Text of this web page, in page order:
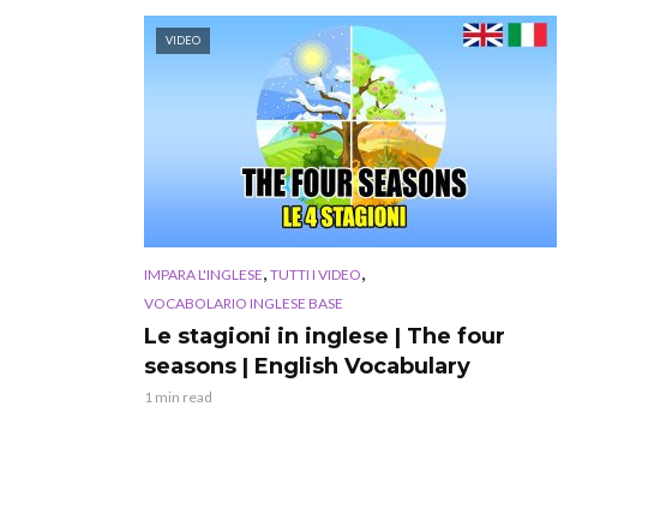
VIDEO
IMPARA L'INGLESE, TUTTI I VIDEO,
VOCABOLARIO INGLESE BASE
Le stagioni in inglese | The four
seasons | English Vocabulary
1 min read